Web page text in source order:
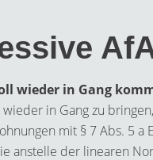
wieder in Gang
in Gang zu
mit § 7 Abs. 5 a
anstelle der linearen